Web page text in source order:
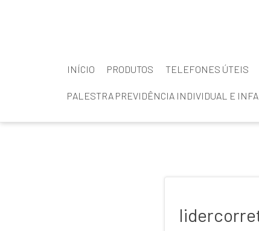
INÍCIO PRODUTOS TELEFONES ÚTEIS
PALESTRA PREVIDÊNCIA INDIVIDUAL E